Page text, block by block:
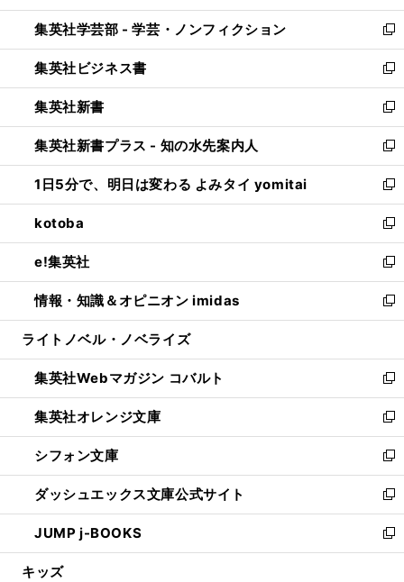
開
く
ウ
で
開
く
ン
ド
ウ
で
開
く
ウ
ィ
ン
ド
ウ
で
開
く
集英社学芸部 - 学芸・ノンフィクション
新
し
い
ウ
ィ
ン
ド
ウ
で
開
く
集英社ビジネス書
新
し
い
ウ
ィ
ン
ド
ウ
で
開
く
集英社新書
新
し
い
ウ
ィ
ン
ド
ウ
で
開
く
集英社新書プラス - 知の水先案内人
新
し
い
ウ
ィ
ン
ド
ウ
で
開
1日5分で、明日は変わる よみタイ yomitai
新
し
い
ウ
ィ
ン
ド
ウ
開
く
kotoba
新
し
い
ウ
ィ
ン
ウ
で
開
く
e!集英社
新
し
い
ウ
ン
ド
ウ
で
開
く
情報・知識＆オピニオン imidas
新
し
ウ
ィ
ン
ド
ウ
で
開
く
ライトノベル・ノベライズ
集英社Webマガジン コバルト
新
し
い
ウ
ィ
ン
ド
ウ
で
開
集英社オレンジ文庫
新
し
い
ウ
ィ
ン
ド
ウ
シフォン文庫
新
し
い
ウ
ィ
ン
ダッシュエックス文庫公式サイト
新
し
い
ウ
JUMP j-BOOKS
新
し
キッズ